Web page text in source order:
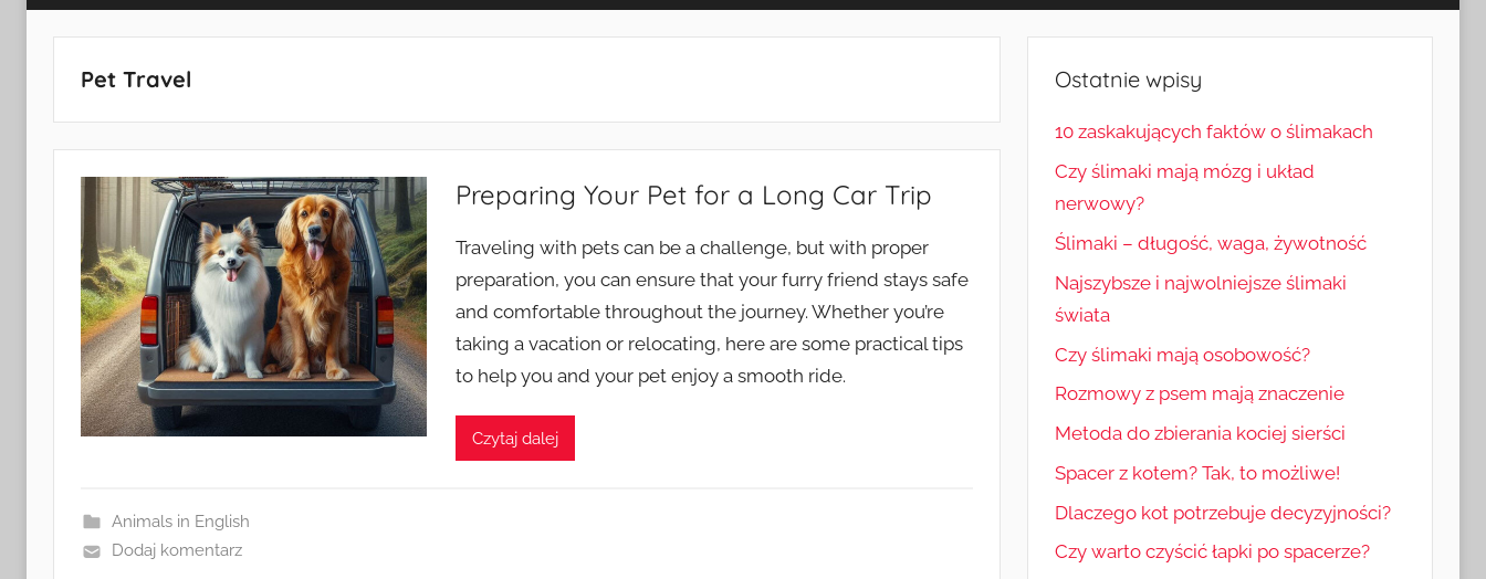
Pet Travel
Preparing Your Pet for a Long Car Trip
Traveling with pets can be a challenge, but with proper
preparation, you can ensure that your furry friend stays safe
and comfortable throughout the journey. Whether you’re
taking a vacation or relocating, here are some practical tips
to help you and your pet enjoy a smooth ride.
Czytaj dalej
Animals in English
Dodaj komentarz
Ostatnie wpisy
10 zaskakujących faktów o ślimakach
Czy ślimaki mają mózg i układ
nerwowy?
Ślimaki – długość, waga, żywotność
Najszybsze i najwolniejsze ślimaki
świata
Czy ślimaki mają osobowość?
Rozmowy z psem mają znaczenie
Metoda do zbierania kociej sierści
Spacer z kotem? Tak, to możliwe!
Dlaczego kot potrzebuje decyzyjności?
Czy warto czyścić łapki po spacerze?